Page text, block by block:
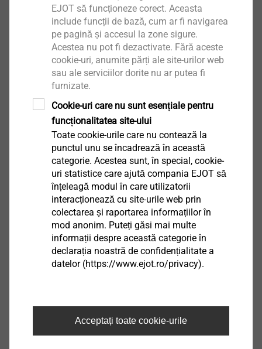
Product and service concepts for
battery systems
Product and service concepts for battery systems
To the topic
EJOT să funcționeze corect. Aceasta
include funcții de bază, cum ar fi navigarea
pe pagină și accesul la zone sigure.
Acestea nu pot fi dezactivate. Fără aceste
cookie-uri, anumite părți ale site-urilor web
sau ale serviciilor dorite nu ar putea fi
furnizate.
Cookie-uri care nu sunt esențiale pentru
funcționalitatea site-ului
Toate cookie-urile care nu contează la
punctul unu se încadrează în această
categorie. Acestea sunt, în special, cookie-
uri statistice care ajută compania EJOT să
înțeleagă modul în care utilizatorii
interacționează cu site-urile web prin
colectarea și raportarea informațiilor în
mod anonim. Puteți găsi mai multe
informații despre această categorie în
declarația noastră de confidențialitate a
datelor (https://www.ejot.ro/privacy).
Acceptați toate cookie-urile